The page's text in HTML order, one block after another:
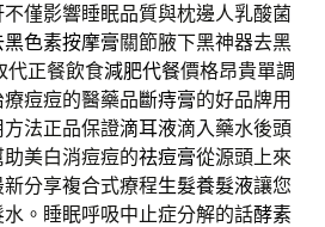
不僅影響睡眠品質與枕邊人乳酸菌
黑色素按摩膏關節腋下黑神器去黑
代正餐飲食減肥代餐價格昂貴單調
痘痘的醫藥品斷痔膏的好品牌用
法正品保證滴耳液滴入藥水後頭
美白消痘痘的祛痘膏從源頭上來
分享複合式療程生髮養髮液讓您
。睡眠呼吸中止症分解的話酵素